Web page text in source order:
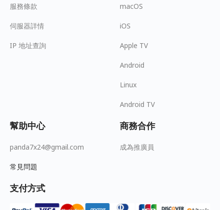
服務條款
伺服器詳情
IP 地址查詢
macOS
iOS
Apple TV
Android
Linux
Android TV
幫助中心
panda7x24@gmail.com
常見問題
商務合作
成為推廣員
支付方式